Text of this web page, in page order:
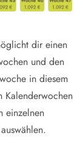
dir einen
und den
in diesem
Kalenderwochen
einzelnen